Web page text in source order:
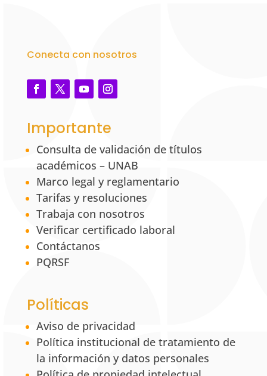
Conecta con nosotros
Importante
Consulta de validación de títulos
académicos – UNAB
Marco legal y reglamentario
Tarifas y resoluciones
Trabaja con nosotros
Verificar certificado laboral
Contáctanos
PQRSF
Políticas
Aviso de privacidad
Política institucional de tratamiento de
la información y datos personales